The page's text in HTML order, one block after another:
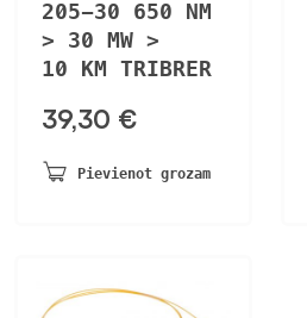
205-30 650 NM
> 30 MW >
10 KM TRIBRER
39,30 €
Pievienot grozam